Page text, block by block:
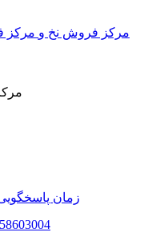
مرکز فروش نخ و
زمان پاسخگویی :